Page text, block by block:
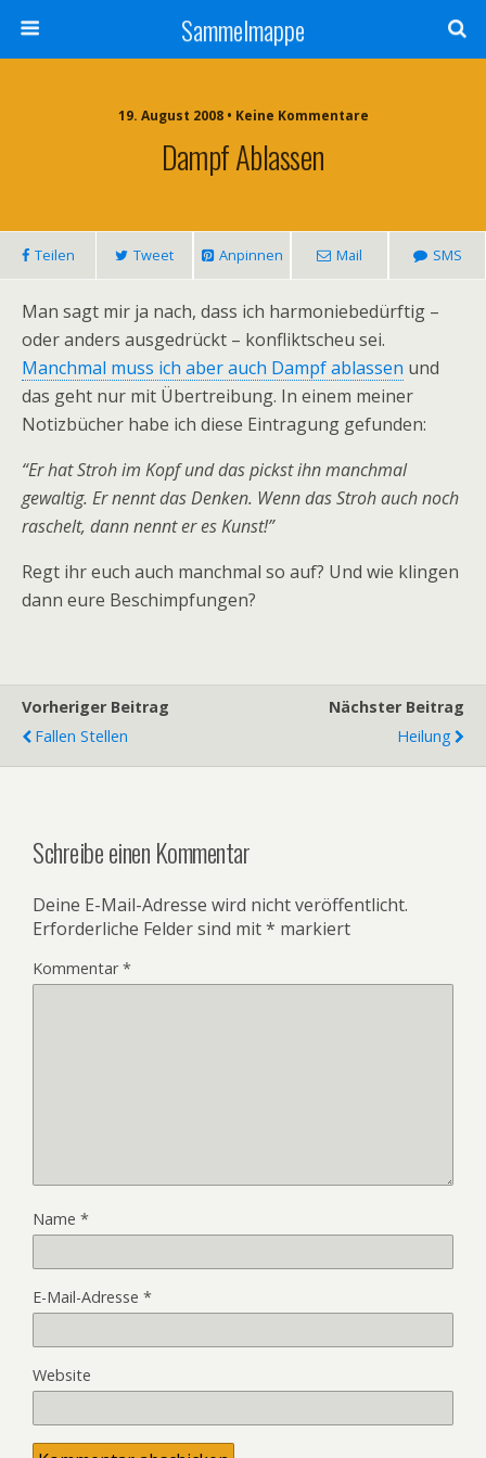
Sammelmappe
19. August 2008 • Keine Kommentare
Dampf Ablassen
Teilen Tweet Anpinnen Mail SMS
Man sagt mir ja nach, dass ich harmoniebedürftig –
oder anders ausgedrückt – konfliktscheu sei.
Manchmal muss ich aber auch Dampf ablassen und
das geht nur mit Übertreibung. In einem meiner
Notizbücher habe ich diese Eintragung gefunden:
“Er hat Stroh im Kopf und das pickst ihn manchmal
gewaltig. Er nennt das Denken. Wenn das Stroh auch noch
raschelt, dann nennt er es Kunst!”
Regt ihr euch auch manchmal so auf? Und wie klingen
dann eure Beschimpfungen?
Vorheriger Beitrag
Fallen Stellen
Nächster Beitrag
Heilung
Schreibe einen Kommentar
Deine E-Mail-Adresse wird nicht veröffentlicht.
Erforderliche Felder sind mit* markiert
Kommentar*
Name *
E-Mail-Adresse *
Website